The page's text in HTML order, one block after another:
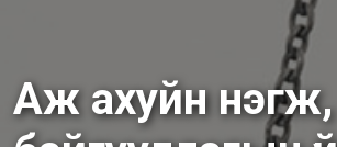
Аж ахуйн нэгж,